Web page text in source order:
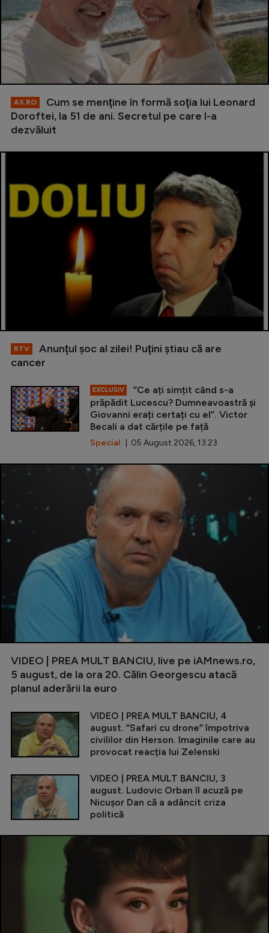
AS.RO
Cum se menţine în formă soţia lui Leonard
Doroftei, la 51 de ani. Secretul pe care l-a
dezvăluit
RTV
Anunţul şoc al zilei! Puţini ştiau că are
cancer
EXCLUSIV
”Ce ați simțit când s-a
prăpădit Lucescu? Dumneavoastră și
Giovanni erați certați cu el”. Victor
Becali a dat cărțile pe față
Special | 05 August 2026, 13:23
VIDEO | PREA MULT BANCIU, live pe iAMnews.ro,
5 august, de la ora 20. Călin Georgescu atacă
planul aderării la euro
VIDEO | PREA MULT BANCIU, 4
august. ”Safari cu drone” împotriva
civililor din Herson. Imaginile care au
provocat reacția lui Zelenski
VIDEO | PREA MULT BANCIU, 3
august. Ludovic Orban îl acuză pe
Nicușor Dan că a adâncit criza
politică